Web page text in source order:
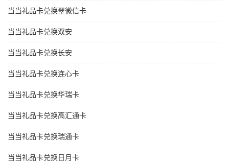
当当礼品卡兑换翠微信卡
当当礼品卡兑换双安
当当礼品卡兑换长安
当当礼品卡兑换连心卡
当当礼品卡兑换华瑞卡
当当礼品卡兑换高汇通卡
当当礼品卡兑换瑞通卡
当当礼品卡兑换日月卡